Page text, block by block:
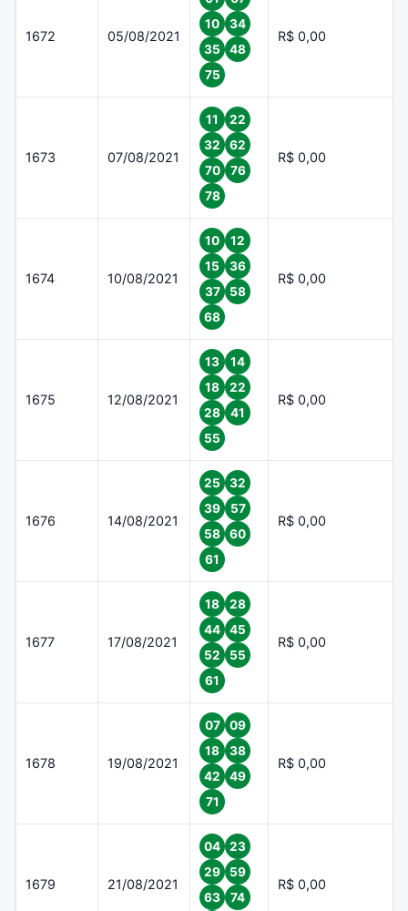
1672 05/08/2021
10
34
35
48
75
R$ 0,00
1673 07/08/2021
11
22
32
62
70
76
78
R$ 0,00
1674 10/08/2021
10
12
15
36
37
58
68
R$ 0,00
1675 12/08/2021
13
14
18
22
28
41
55
R$ 0,00
1676 14/08/2021
25
32
39
57
58
60
61
R$ 0,00
1677 17/08/2021
18
28
44
45
52
55
61
R$ 0,00
1678 19/08/2021
07
09
18
38
42
49
71
R$ 0,00
1679 21/08/2021
04
23
29
59
63
74
R$ 0,00